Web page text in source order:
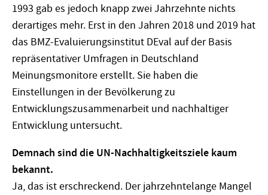
1993 gab es jedoch knapp zwei Jahrzehnte nichts
derartiges mehr. Erst in den Jahren 2018 und 2019 hat
das BMZ-Evaluierungsinstitut DEval auf der Basis
repräsentativer Umfragen in Deutschland
Meinungsmonitore erstellt. Sie haben die
Einstellungen in der Bevölkerung zu
Entwicklungszusammenarbeit und nachhaltiger
Entwicklung untersucht.
Demnach sind die UN-Nachhaltigkeitsziele kaum
bekannt.
Ja, das ist erschreckend. Der jahrzehntelange Mangel